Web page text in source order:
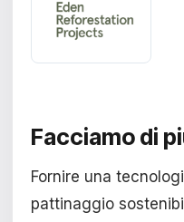
Facciamo di
Fornire una
pattinaggio